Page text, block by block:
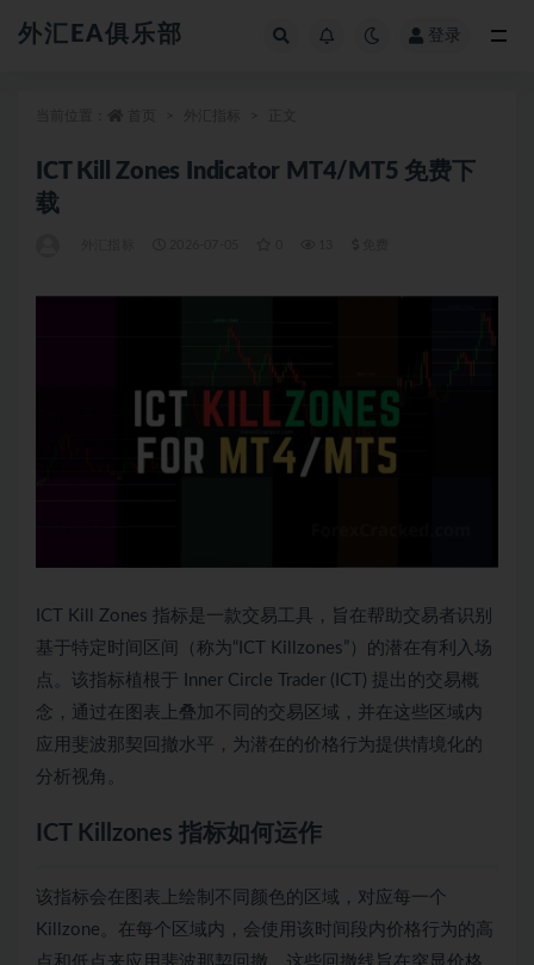
外汇EA俱乐部 登录
ICT Kill Zones Indicator MT4/MT5 免费下
载
ICT Kill Zones 指标是一款交易工具，旨在帮助交易者识别
基于特定时间区间（称为“ICT Killzones”）的潜在有利入场
点。该指标植根于 Inner Circle Trader (ICT) 提出的交易概
念，通过在图表上叠加不同的交易区域，并在这些区域内
应用斐波那契回撤水平，为潜在的价格行为提供情境化的
分析视角。
ICT Killzones 指标如何运作
该指标会在图表上绘制不同颜色的区域，对应每一个
Killzone。在每个区域内，会使用该时间段内价格行为的高